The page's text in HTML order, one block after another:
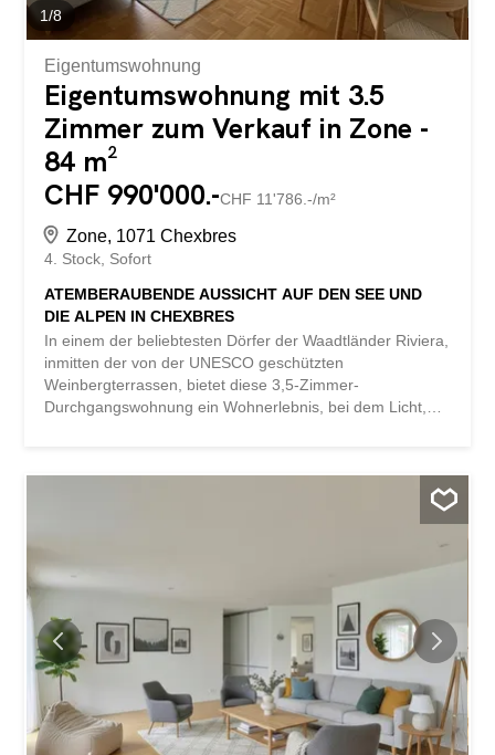
1/8
Eigentumswohnung
Eigentumswohnung mit 3.5
Zimmer zum Verkauf in Zone -
84 m²
CHF 990'000.-CHF 11'786.-/m²
Zone, 1071 Chexbres
4. Stock Sofort
ATEMBERAUBENDE AUSSICHT AUF DEN SEE UND
DIE ALPEN IN CHEXBRES
In einem der beliebtesten Dörfer der Waadtländer Riviera,
inmitten der von der UNESCO geschützten
Weinbergterrassen, bietet diese 3,5-Zimmer-
Durchgangswohnung ein Wohnerlebnis, bei dem Licht,
perfekt gepflegten Wohnanlage und bietet einen
atemberaubend sanften Ausblick auf den alten Ortskern
elegante Wohnatmosphäre, nur wenige Schritte vom
Dorfzentrum entfernt. Hier lässt sich alles zu Fuß
erledigen – Geschäfte, Schulen, Schwimmbad, öffentliche
Verkehrsmittel –, ohne dabei auf wertvolle Privatsphäre
verzichten zu müssen. Die Südwestausrichtung sorgt für
durchgehende Sonneneinstrahlung, vom goldenen
Sonnenaufgang über den Alpen bis zur
Abenddämmerung, die den Genfer See in ein feuriges